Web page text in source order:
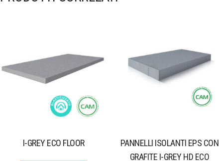
I-GREY ECO FLOOR
PANNELLI ISOLANTI EPS CON
GRAFITE I-GREY HD ECO